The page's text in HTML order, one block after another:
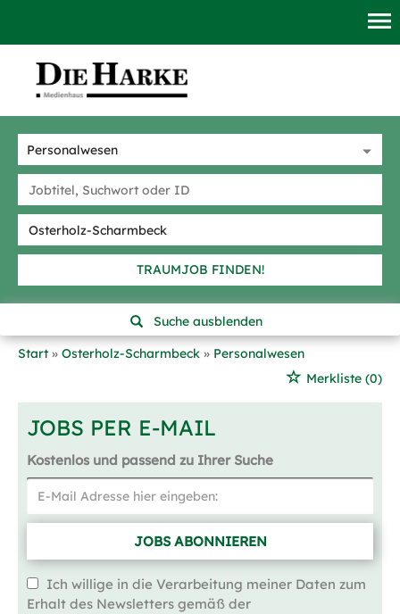
TRAUMJOB FINDEN!
Suche ausblenden
Start
Osterholz-Scharmbeck
Personalwesen
Merkliste (0)
JOBS PER E-MAIL
Kostenlos und passend zu Ihrer Suche
JOBS ABONNIEREN
Ich willige in die Verarbeitung meiner Daten zum
Erhalt des Newsletters gemäß der